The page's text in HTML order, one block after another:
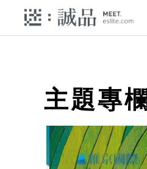
主題專欄